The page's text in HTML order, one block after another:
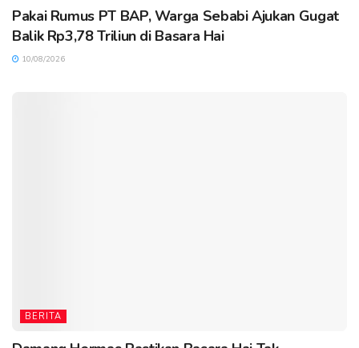
Pakai Rumus PT BAP, Warga Sebabi Ajukan Gugat
Balik Rp3,78 Triliun di Basara Hai
10/08/2026
BERITA